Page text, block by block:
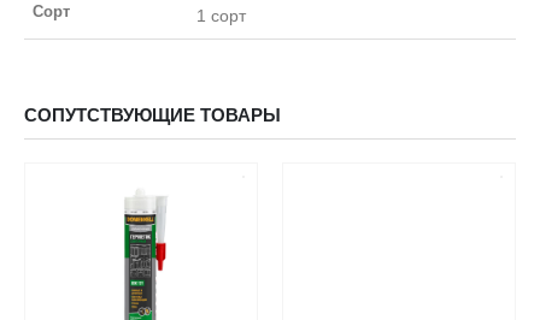
Сорт 1 сорт
СОПУТСТВУЮЩИЕ ТОВАРЫ